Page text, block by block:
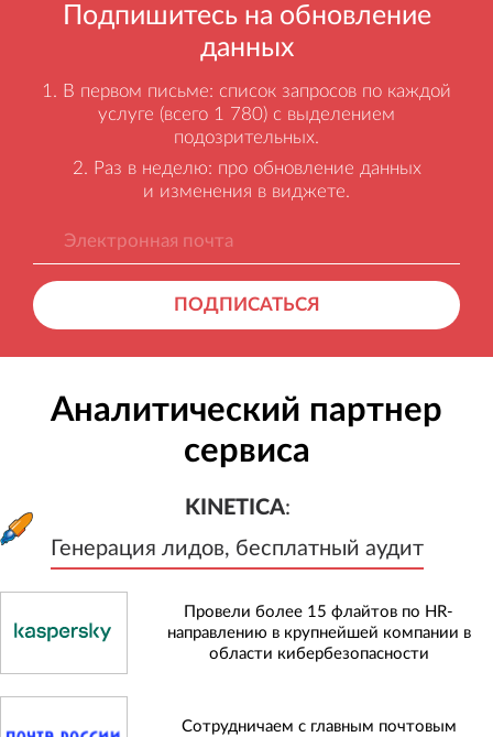
Подпишитесь на обновление
данных
В первом письме: список запросов по каждой
услуге (всего 1 780) с выделением
подозрительных.
Раз в неделю: про обновление данных
и изменения в виджете.
ПОДПИСАТЬСЯ
Аналитический партнер
сервиса
KINETICA:
Генерация лидов, бесплатный аудит
Генерация лидов, бесплатный
Провели более 15 флайтов по HR-
направлению в крупнейшей компании в
области кибербезопасности
Сотрудничаем с главным почтовым